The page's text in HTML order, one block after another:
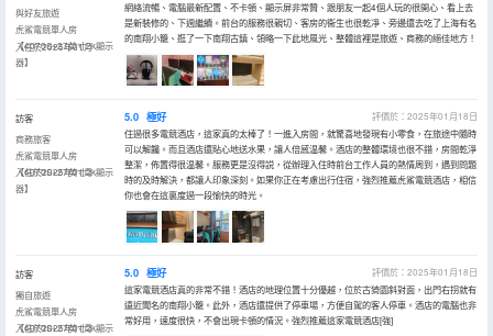
與好友旅遊
虎鯊電競單人房
【4070S+27英寸2k顯示
器】
入住於2025年01月
網絡流暢、電腦最新配置、不卡頓、顯示屏非常贊、跟朋友一起4個人玩的很開心、看上去
是新裝修的、下週繼續。前台的服務很親切、客房的衞生也很乾凈、旁邊還去吃了上海有名
的南翔小籠、逛了一下南翔古鎮、領略一下此地風光、整體這裡是旅遊、商務的絕佳地方！
訪客
商務旅客
虎鯊電競單人房
【4070S+27英寸2k顯示
器】
入住於2025年01月
5.0 極好
評價於：2025年01月18日
住過很多電競酒店，這家真的太棒了！一進入房間，就驚喜地發現有小零食，在旅途中隨時
可以解饞。而且酒店還貼心地送水果，讓人倍感温馨。酒店的整體環境也很不錯，房間乾淨
整潔，佈置得很温馨。服務更是沒得説，從辦理入住時前台工作人員的熱情周到，遇到問題
時的及時解決，都讓人印象深刻。如果你正在考慮出行住宿，強烈推薦虎鯊電競酒店，相信
你也會在這裏度過一段愉快的時光。
訪客
獨自旅遊
虎鯊電競單人房
【4070S+27英寸2k顯示
入住於2025年01月
5.0 極好
評價於：2025年01月18日
這家電競酒店真的非常不錯！酒店的地理位置十分優越，位於古猗園斜對面，出門右拐就有
遠近聞名的南翔小籠。此外，酒店還提供了停車場，方便自駕的客人停車。酒店的電腦也非
常好用，速度很快，不會出現卡頓的情況。強烈推薦這家電競酒店[強]